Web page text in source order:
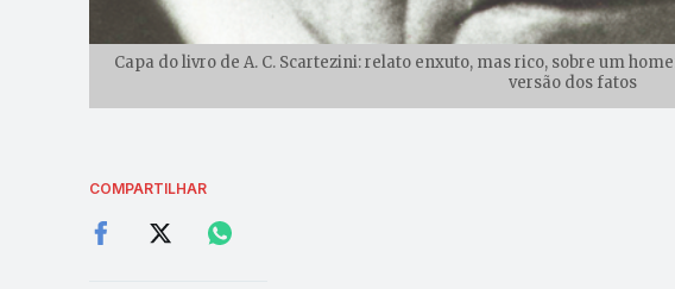
Capa do livro de A. C. Scartezini: relato enxuto, mas rico, sobre um
versão dos fatos
COMPARTILHAR